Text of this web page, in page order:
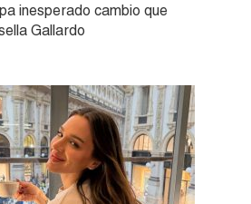
inesperado cambio que
Gallardo